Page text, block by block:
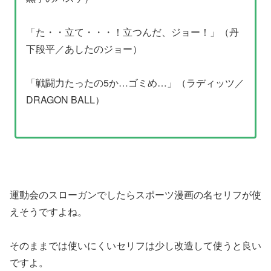
「た・・立て・・・！立つんだ、ジョー！」（丹
下段平／あしたのジョー）
「戦闘力たったの5か…ゴミめ…」（ラディッツ／
DRAGON BALL）
運動会のスローガンでしたらスポーツ漫画の名セリフが使
えそうですよね。
そのままでは使いにくいセリフは少し改造して使うと良い
ですよ。